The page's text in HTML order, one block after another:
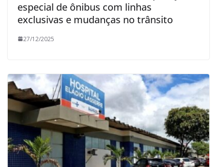
especial de ônibus com linhas
exclusivas e mudanças no trânsito
27/12/2025